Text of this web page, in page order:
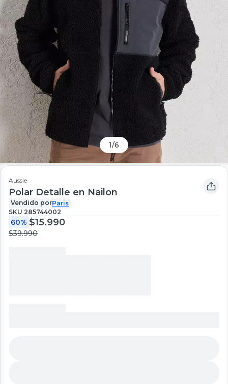
1/6
Aussie
Polar Detalle en Nailon
Vendido porParis
SKU 285744002
60% $15.990
$39.990